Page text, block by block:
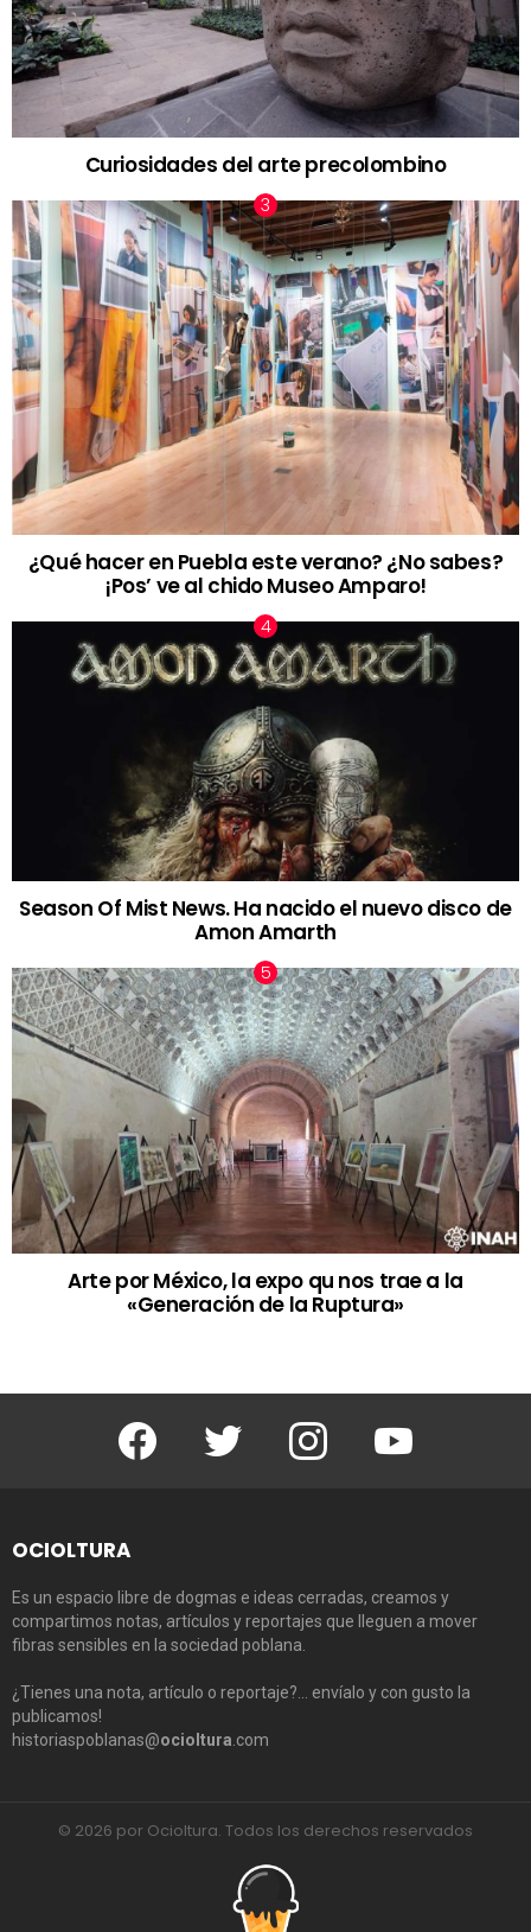
Curiosidades del arte precolombino
¿Qué hacer en Puebla este verano? ¿No sabes?
¡Pos’ ve al chido Museo Amparo!
Season Of Mist News. Ha nacido el nuevo disco de
Amon Amarth
Arte por México, la expo qu nos trae a la
«Generación de la Ruptura»
Facebook Twitter Instagram
OCIOLTURA
Es un espacio libre de dogmas e ideas cerradas, creamos y
compartimos notas, artículos y reportajes que lleguen a mover
fibras sensibles en la sociedad poblana.
¿Tienes una nota, artículo o reportaje?… envíalo y con gusto la
publicamos!
historiaspoblanas@ocioltura .com
© 2026 por Ocioltura. Todos los derechos reservados